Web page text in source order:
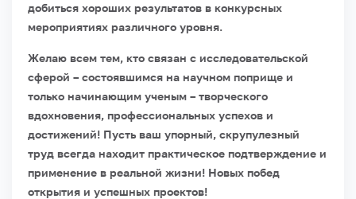
добиться хороших результатов в конкурсных
мероприятиях различного уровня.
Желаю всем тем, кто связан с исследовательской
сферой – состоявшимся на научном поприще и
только начинающим ученым – творческого
вдохновения, профессиональных успехов и
достижений! Пусть ваш упорный, скрупулезный
труд всегда находит практическое подтверждение и
применение в реальной жизни! Новых побед
открытия и успешных проектов!